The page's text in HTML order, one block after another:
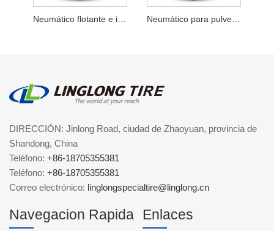
Neumático flotante e implemento
DIRECCIÓN: Jinlong Road, ciudad de Zhaoyuan, provincia de
Shandong, China
Teléfono: +86-18705355381
Teléfono: +86-18705355381
Correo electrónico: linglongspecialtire@linglong.cn
Navegacion Rapida Enlaces